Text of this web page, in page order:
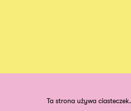
©2026
Ta strona używa ciasteczek.